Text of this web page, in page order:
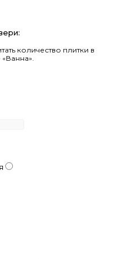
количество плитки в